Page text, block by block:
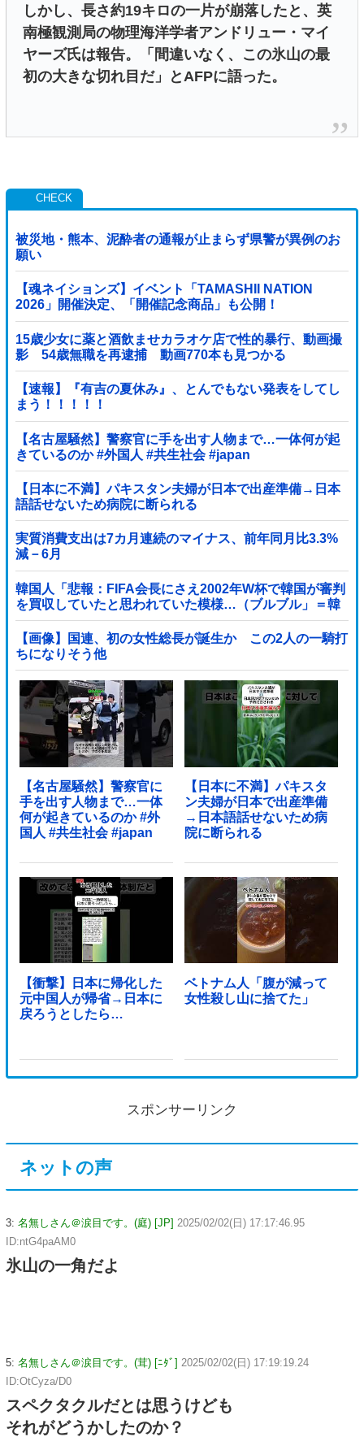
しかし、長さ約19キロの一片が崩落したと、英
南極観測局の物理海洋学者アンドリュー・マイ
ヤーズ氏は報告。「間違いなく、この氷山の最
初の大きな切れ目だ」とAFPに語った。
被災地・熊本、泥酔者の通報が止まらず県警が異例のお
願い
【魂ネイションズ】イベント「TAMASHII NATION
2026」開催決定、「開催記念商品」も公開！
15歳少女に薬と酒飲ませカラオケ店で性的暴行、動画撮
影 54歳無職を再逮捕 動画770本も見つかる
【速報】『有吉の夏休み』、とんでもない発表をしてし
まう！！！！！
【名古屋騒然】警察官に手を出す人物まで…一体何が起
きているのか #外国人 #共生社会 #japan
【日本に不満】パキスタン夫婦が日本で出産準備→日本
語話せないため病院に断られる
実質消費支出は7カ月連続のマイナス、前年同月比3.3%
減－6月
韓国人「悲報：FIFA会長にさえ2002年W杯で韓国が審判
を買収していたと思われていた模様…（ブルブル」＝韓
国の反応
【画像】国連、初の女性総長が誕生か この2人の一騎打
ちになりそう他
【名古屋騒然】警察官に
手を出す人物まで…一体
何が起きているのか #外
国人 #共生社会 #japan
【日本に不満】パキスタ
ン夫婦が日本で出産準備
→日本語話せないため病
院に断られる
【衝撃】日本に帰化した
元中国人が帰省→日本に
戻ろうとしたら…
ベトナム人「腹が減って
女性殺し山に捨てた」
スポンサーリンク
ネットの声
3: 名無しさん＠涙目です。(庭) [JP] 2025/02/02(日) 17:17:46.95
ID:ntG4paAM0
氷山の一角だよ
5: 名無しさん＠涙目です。(茸) [ﾆﾀﾞ] 2025/02/02(日) 17:19:19.24
ID:OtCyza/D0
スペクタクルだとは思うけども
それがどうかしたのか？